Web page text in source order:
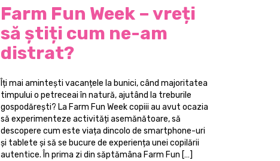
Farm Fun Week – vreți
să știți cum ne-am
distrat?
Îți mai amintești vacanțele la bunici, când majoritatea
timpului o petreceai în natură, ajutând la treburile
gospodărești? La Farm Fun Week copiii au avut ocazia
să experimenteze activități asemănătoare, să
descopere cum este viața dincolo de smartphone-uri
și tablete și să se bucure de experiența unei copilării
autentice. În prima zi din săptămâna Farm Fun […]